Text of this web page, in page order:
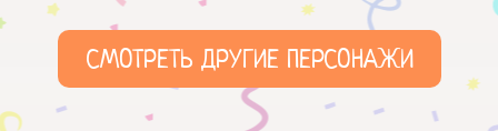
СМОТРЕТЬ ДРУГИЕ ПЕРСОНАЖИ